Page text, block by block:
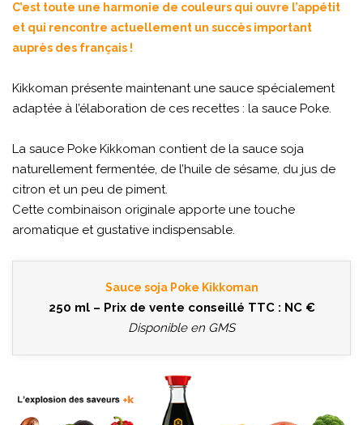
C’est toute une harmonie de couleurs qui ouvre l’appétit
et qui rencontre actuellement un succès important
auprès des français !
Kikkoman présente maintenant une sauce spécialement
adaptée à l’élaboration de ces recettes : la sauce Poke.
La sauce Poke Kikkoman contient de la sauce soja
naturellement fermentée, de l’huile de sésame, du jus de
citron et un peu de piment.
Cette combinaison originale apporte une touche
aromatique et gustative indispensable.
Sauce soja Poke Kikkoman
250 ml – Prix de vente conseillé TTC : NC €
Disponible en GMS